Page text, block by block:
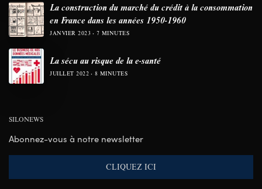
La construction du marché du crédit à la consommation
en France dans les années 1950-1960
JANVIER 2023 7 MINUTES
La sécu au risque de la e-santé
JUILLET 2022 8 MINUTES
SILONEWS
Abonnez-vous à notre newsletter
CLIQUEZ ICI